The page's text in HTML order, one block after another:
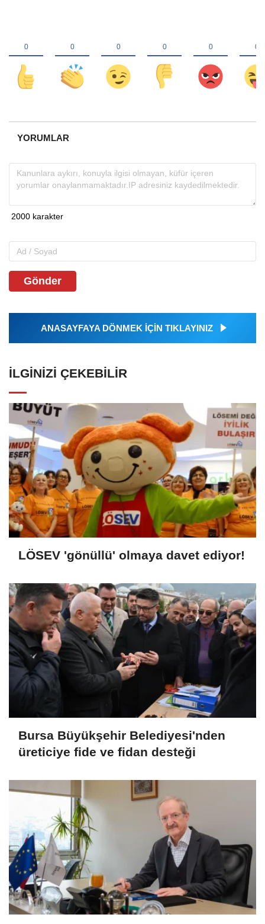
YORUMLAR
Gönder
ANASAYFAYA DÖNMEK İÇİN TIKLAYINIZ
İLGINIZI ÇEKEBILIR
LÖSEV 'gönüllü' olmaya davet ediyor!
Bursa Büyükşehir Belediyesi'nden
üreticiye fide ve fidan desteği